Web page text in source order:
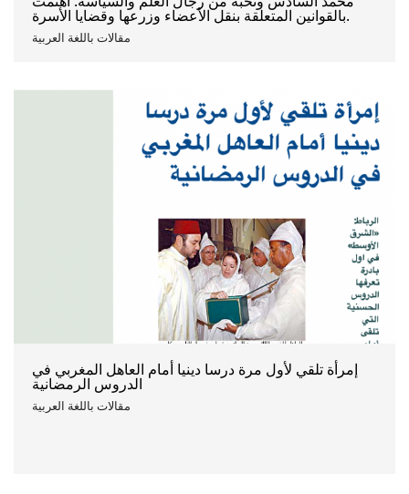
بالقوانين المتعلقة بنقل الأعضاء وزرعها وقضايا الأسرة.
مقالات باللغة العربية
إمرأة تلقي لأول مرة درسا دينيا أمام العاهل المغربي في
الدروس الرمضانية
مقالات باللغة العربية